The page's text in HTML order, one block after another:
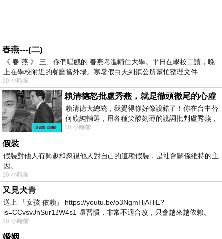
春燕---(二)
《 春 燕 》 三、你們唱戲的 春燕考進輔仁大學。平日在學校工讀，晚
上在學校附近的餐廳當外場。寒暑假白天到鎮公所幫忙整理文件
10 小時前
賴清德怒批盧秀燕，就是徹頭徹尾的心虛
賴清德大總統，我覺得你好像說錯了！你在台中替
何欣純輔選，用各種尖酸刻薄的說詞批判盧秀燕，
罵她施政滿意度輸給陳其邁，甚至還說盧
10 小時前
假裝
假裝對他人有興趣和忽視他人對自己的這種假裝，是社會關係維持的主
因。
10 小時前
又見犬青
送上 「女孩 依賴」 https://youtu.be/o3NgmHjAHiE?
is=CCvsvJhSur12W4s1 壞習慣，非常不適合改，只會越來越依賴。
我害怕的
10 小時前
婚姻